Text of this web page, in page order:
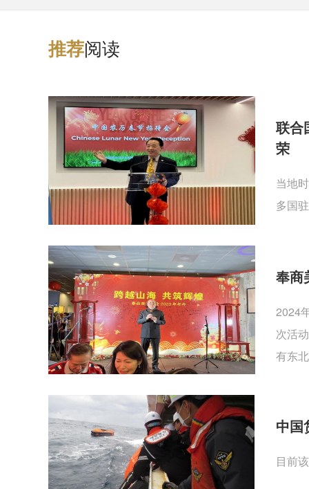
推荐阅读
联合
荣
当地
多国
奉商
2024
次活
有东
中国
目前